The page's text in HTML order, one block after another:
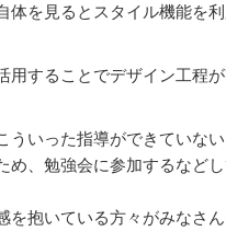
を見るとスタイル機能を
用することでデザイン工程
いった指導ができていない
、勉強会に参加するなど
抱いている方々がみなさ